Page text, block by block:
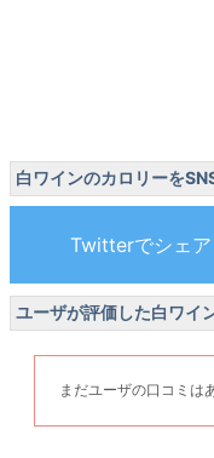
白ワインのカロリーを
ユーザが評価した白ワイ
まだユーザの口コミは